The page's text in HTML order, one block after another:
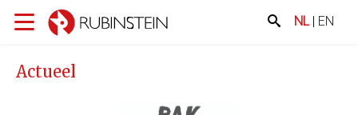
NL| EN
Actueel